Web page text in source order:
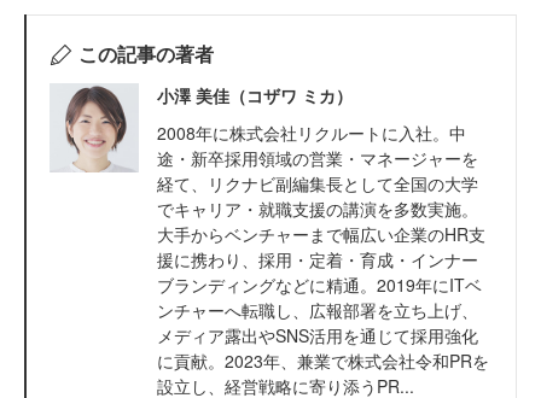
この記事の著者
小澤 美佳（コザワ ミカ）
2008年に株式会社リクルートに入社。中
途・新卒採用領域の営業・マネージャーを
経て、リクナビ副編集長として全国の大学
でキャリア・就職支援の講演を多数実施。
大手からベンチャーまで幅広い企業のHR支
援に携わり、採用・定着・育成・インナー
ブランディングなどに精通。2019年にITベ
ンチャーへ転職し、広報部署を立ち上げ、
メディア露出やSNS活用を通じて採用強化
に貢献。2023年、兼業で株式会社令和PRを
設立し、経営戦略に寄り添うPR...